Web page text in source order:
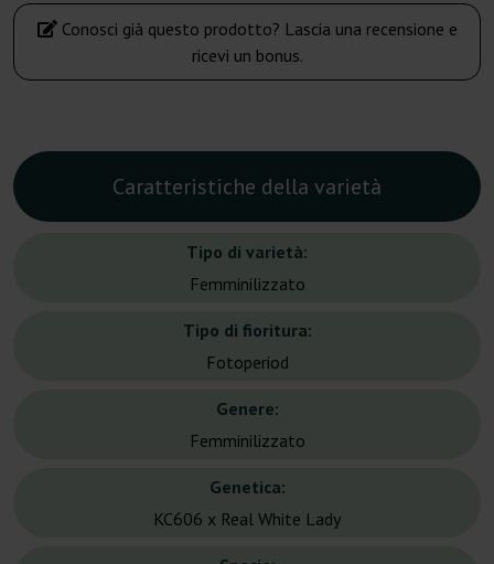
Conosci già questo prodotto? Lascia una recensione e
ricevi un bonus.
Caratteristiche della varietà
Tipo di varietà:
Femminilizzato
Tipo di fioritura:
Fotoperiod
Genere:
Femminilizzato
Genetica:
KC606 x Real White Lady